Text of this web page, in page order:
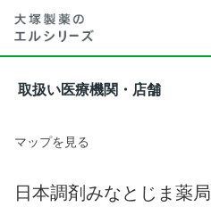
取扱い医療機関・店舗
マップを見る
日本調剤みなとじま薬局